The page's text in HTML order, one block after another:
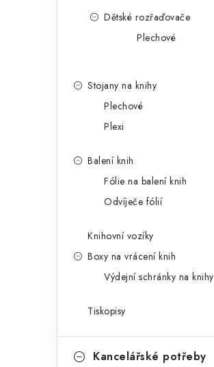
Dětské rozřaďovače
Plechové
Stojany na knihy
Plechové
Plexi
Balení knih
Fólie na balení knih
Odvíječe fólií
Knihovní vozíky
Boxy na vrácení knih
Výdejní schránky na knihy
Tiskopisy
Kancelářské potřeby